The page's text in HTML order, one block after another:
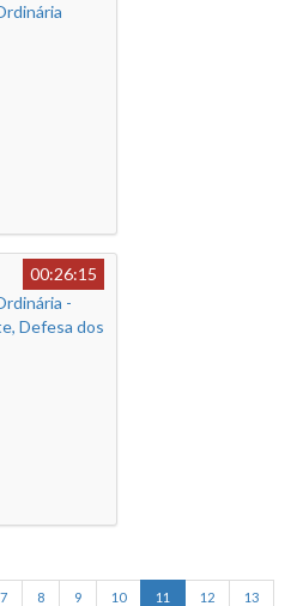
00:26:15
-
Defesa dos
7 8 9 10 11 12 13